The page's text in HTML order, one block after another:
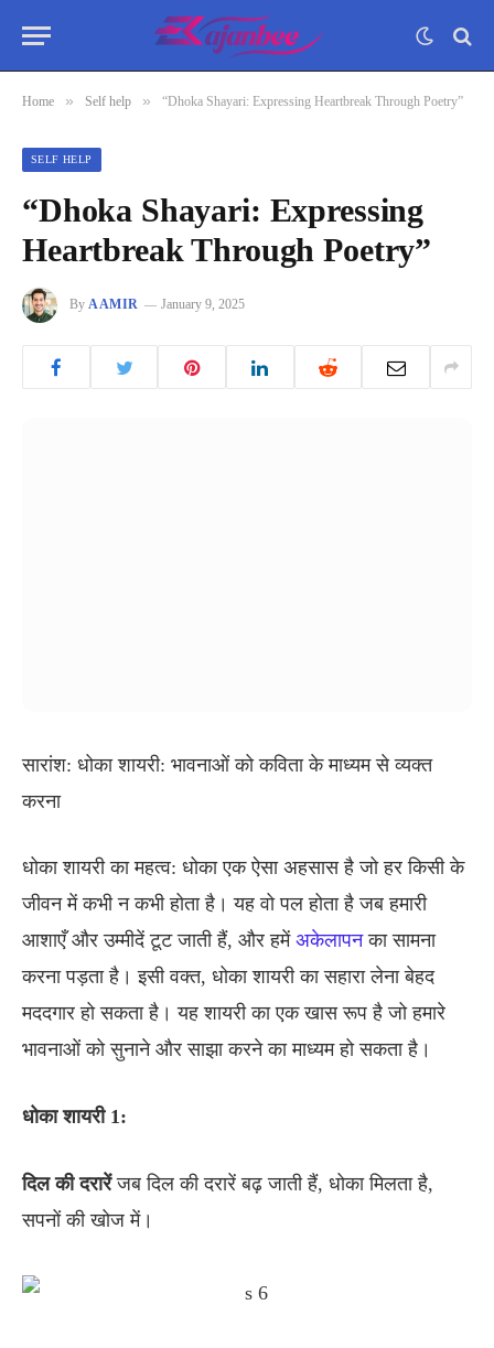
Home » Self help » “Dhoka Shayari: Expressing Heartbreak Through Poetry”
SELF HELP
“Dhoka Shayari: Expressing
Heartbreak Through Poetry”
By AAMIR January 9, 2025
सारांश: धोका शायरी: भावनाओं को कविता के माध्यम से व्यक्त
करना
धोका शायरी का महत्व: धोका एक ऐसा अहसास है जो हर किसी के
जीवन में कभी न कभी होता है। यह वो पल होता है जब हमारी
आशाएँ और उम्मीदें टूट जाती हैं, और हमें अकेलापनका सामना
करना पड़ता है। इसी वक्त, धोका शायरी का सहारा लेना बेहद
मददगार हो सकता है। यह शायरी का एक खास रूप है जो हमारे
भावनाओं को सुनाने और साझा करने का माध्यम हो सकता है।
धोकाशायरी 1:
दिलकीदरारेंजब दिल की दरारें बढ़ जाती हैं, धोका मिलता है,
सपनों की खोज में।